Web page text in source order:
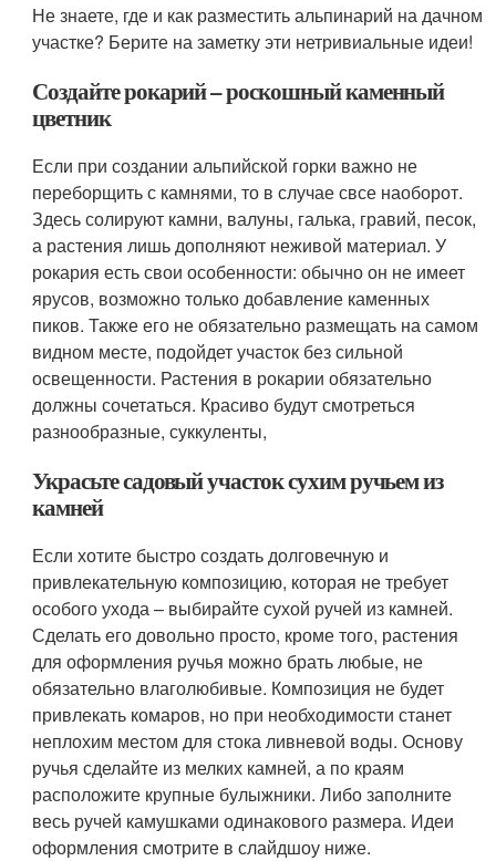
Не знаете, где и как разместить альпинарий на дачном
участке? Берите на заметку эти нетривиальные идеи!
Создайте рокарий – роскошный каменный
цветник
Если при создании альпийской горки важно не
переборщить с камнями, то в случае свсе наоборот.
Здесь солируют камни, валуны, галька, гравий, песок,
а растения лишь дополняют неживой материал. У
рокария есть свои особенности: обычно он не имеет
ярусов, возможно только добавление каменных
пиков. Также его не обязательно размещать на самом
видном месте, подойдет участок без сильной
освещенности. Растения в рокарии обязательно
должны сочетаться. Красиво будут смотреться
разнообразные, суккуленты,
Украсьте садовый участок сухим ручьем из
камней
Если хотите быстро создать долговечную и
привлекательную композицию, которая не требует
особого ухода – выбирайте сухой ручей из камней.
Сделать его довольно просто, кроме того, растения
для оформления ручья можно брать любые, не
обязательно влаголюбивые. Композиция не будет
привлекать комаров, но при необходимости станет
неплохим местом для стока ливневой воды. Основу
ручья сделайте из мелких камней, а по краям
расположите крупные булыжники. Либо заполните
весь ручей камушками одинакового размера. Идеи
оформления смотрите в слайдшоу ниже.